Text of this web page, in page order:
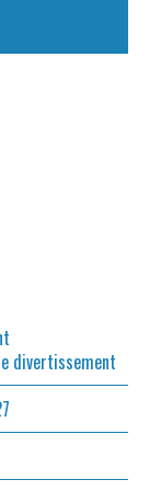
divertissement